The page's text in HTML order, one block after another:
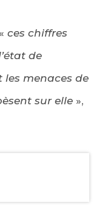
ces chiffres
de
les menaces de
sur elle »,